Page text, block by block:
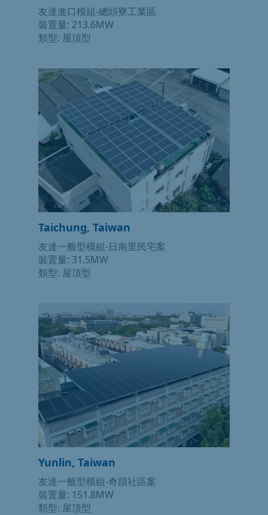
友達進口模組-總頭寮工業區
裝置量: 213.6MW
類型: 屋頂型
Taichung, Taiwan
友達一般型模組-日南里民宅案
裝置量: 31.5MW
類型: 屋頂型
Yunlin, Taiwan
友達一般型模組-奇蹟社區案
裝置量: 151.8MW
類型: 屋頂型